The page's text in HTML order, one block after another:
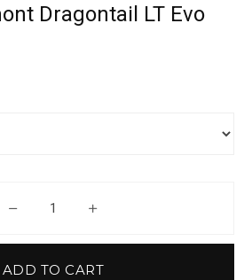
Dragontail LT Evo
Обувки Garmont Dragontail LT
ADD TO CART